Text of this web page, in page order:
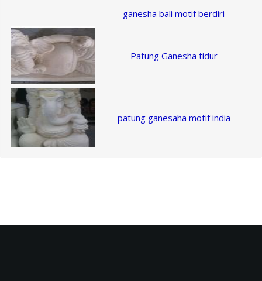
ganesha bali motif berdiri
Patung Ganesha tidur
patung ganesaha motif india